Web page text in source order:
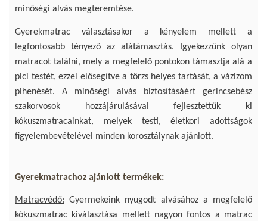
minőségi alvás megteremtése.
Gyerekmatrac választásakor a kényelem mellett a
legfontosabb tényező az alátámasztás. Igyekezzünk olyan
matracot találni, mely a megfelelő pontokon támasztja alá a
pici testét, ezzel elősegítve a törzs helyes tartását, a vázizom
pihenését. A minőségi alvás biztosításáért gerincsebész
szakorvosok hozzájárulásával fejlesztettük ki
kókuszmatracainkat, melyek testi, életkori adottságok
figyelembevételével minden korosztálynak ajánlott.
Gyerekmatrachoz ajánlott termékek:
Matracvédő: Gyermekeink nyugodt alvásához a megfelelő
kókuszmatrac kiválasztása mellett nagyon fontos a matrac